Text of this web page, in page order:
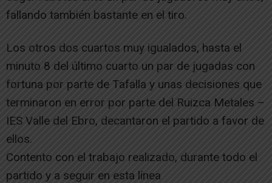
fallando también bastante en el tiro.
Los otros dos cuartos muy igualados, hasta el
minuto 8 del último cuarto un par de jugadas con
fortuna por parte de Tafalla y unas decisiones que
terminaron en error por parte del Ruizca Metales –
IES Valle del Ebro, decantaron el partido a favor de
ellos.
Contento con el trabajo realizado, durante todo el
partido y a seguir en esta línea